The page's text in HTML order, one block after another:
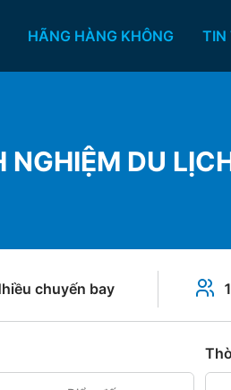
HÃNG HÀNG KHÔNG TIN
NGHIỆM DU
chuyến bay